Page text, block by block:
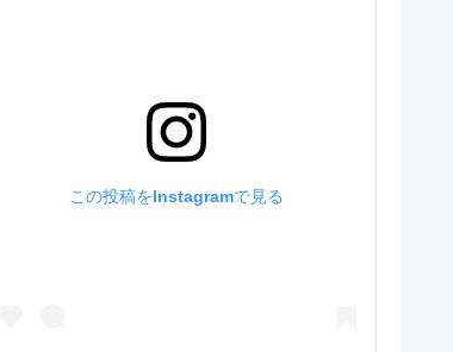
この投稿をInstagramで見る